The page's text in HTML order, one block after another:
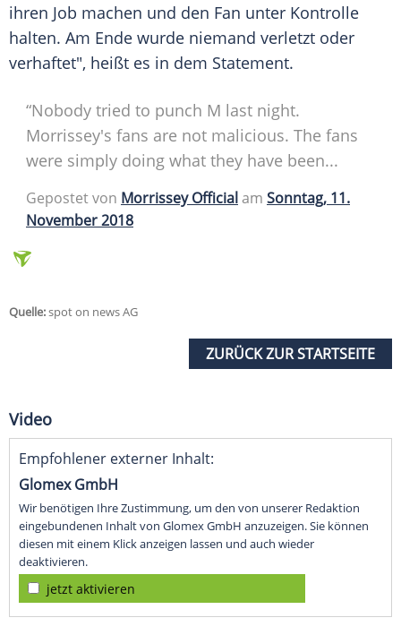
ihren Job machen und den Fan unter Kontrolle
halten. Am Ende wurde niemand verletzt oder
verhaftet", heißt es in dem Statement.
“Nobody tried to punch M last night.
Morrissey's fans are not malicious. The fans
were simply doing what they have been...
Gepostet von Morrissey Officialam Sonntag, 11.
November 2018
Quelle:spot on news AG
ZURÜCK ZUR STARTSEITE
Video
Empfohlener externer Inhalt:
Glomex GmbH
Wir benötigen Ihre Zustimmung, um den von unserer Redaktion
eingebundenen Inhalt von Glomex GmbH anzuzeigen. Sie können
diesen mit einem Klick anzeigen lassen und auch wieder
deaktivieren.
jetzt aktivieren